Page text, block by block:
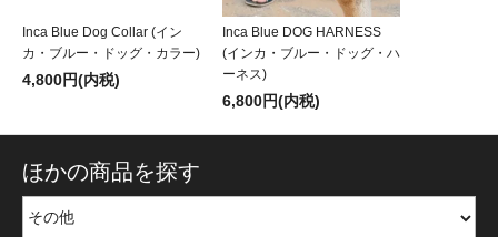
Inca Blue Dog Collar (イン
カ・ブルー・ドッグ・カラー)
4,800円(内税)
Inca Blue DOG HARNESS
(インカ・ブルー・ドッグ・ハ
ーネス)
6,800円(内税)
ほかの商品を探す